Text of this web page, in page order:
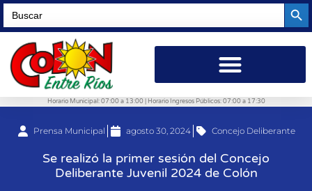
Search
for:
Horario Municipal: 07:00 a 13:00 | Horario Ingresos Públicos: 07:00 a 17:30
Prensa Municipal agosto 30, 2024 Concejo Deliberante
Se realizó la primer sesión del Concejo
Deliberante Juvenil 2024 de Colón